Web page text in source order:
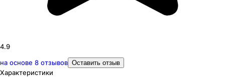
4.9
на основе 8 отзывов Оставить отзыв
Характеристики